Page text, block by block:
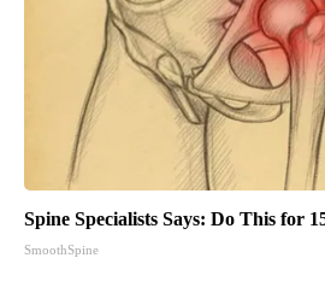
Spine Specialists Says: Do This for
SmoothSpine